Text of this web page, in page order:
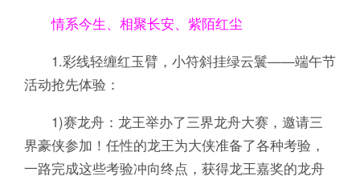
情系今生、相聚长安、紫陌红尘
1.彩线轻缠红玉臂，小符斜挂绿云鬟——端午节
活动抢先体验：
1)赛龙舟：龙王举办了三界龙舟大赛，邀请三
界豪侠参加！任性的龙王为大侠准备了各种考验，
一路完成这些考验冲向终点，获得龙王嘉奖的龙舟